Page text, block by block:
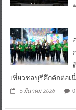
เที่ยวชลบุรีคึกคักต่อเ
5 มีนาคม 2026 0